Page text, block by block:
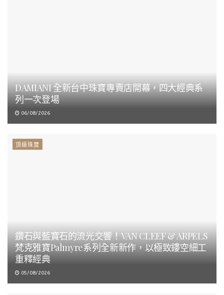
DAMIANI 全新台中珠寶專賣店開幕，四大經典系
列一次登場
06/08/2026
頂級珠寶
鑽石與藍寶石的流光交響！VAN CLEEF & ARPELS
梵克雅寶Palmyre系列全新新作，以極致鏤空細工
重釋經典
05/08/2026